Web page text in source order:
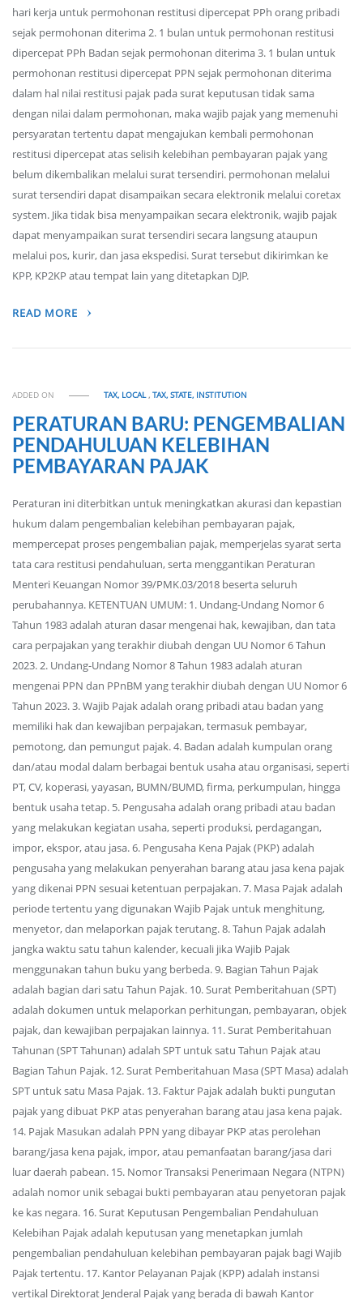
hari kerja untuk permohonan restitusi dipercepat PPh orang pribadi
sejak permohonan diterima 2. 1 bulan untuk permohonan restitusi
dipercepat PPh Badan sejak permohonan diterima 3. 1 bulan untuk
permohonan restitusi dipercepat PPN sejak permohonan diterima
dalam hal nilai restitusi pajak pada surat keputusan tidak sama
dengan nilai dalam permohonan, maka wajib pajak yang memenuhi
persyaratan tertentu dapat mengajukan kembali permohonan
restitusi dipercepat atas selisih kelebihan pembayaran pajak yang
belum dikembalikan melalui surat tersendiri. permohonan melalui
surat tersendiri dapat disampaikan secara elektronik melalui coretax
system. Jika tidak bisa menyampaikan secara elektronik, wajib pajak
dapat menyampaikan surat tersendiri secara langsung ataupun
melalui pos, kurir, dan jasa ekspedisi. Surat tersebut dikirimkan ke
KPP, KP2KP atau tempat lain yang ditetapkan DJP.
READ MORE
ADDED ON TAX, LOCAL,TAX, STATE, INSTITUTION
PERATURAN BARU: PENGEMBALIAN
PENDAHULUAN KELEBIHAN
PEMBAYARAN PAJAK
Peraturan ini diterbitkan untuk meningkatkan akurasi dan kepastian
hukum dalam pengembalian kelebihan pembayaran pajak,
mempercepat proses pengembalian pajak, memperjelas syarat serta
tata cara restitusi pendahuluan, serta menggantikan Peraturan
Menteri Keuangan Nomor 39/PMK.03/2018 beserta seluruh
perubahannya. KETENTUAN UMUM: 1. Undang-Undang Nomor 6
Tahun 1983 adalah aturan dasar mengenai hak, kewajiban, dan tata
cara perpajakan yang terakhir diubah dengan UU Nomor 6 Tahun
2023. 2. Undang-Undang Nomor 8 Tahun 1983 adalah aturan
mengenai PPN dan PPnBM yang terakhir diubah dengan UU Nomor 6
Tahun 2023. 3. Wajib Pajak adalah orang pribadi atau badan yang
memiliki hak dan kewajiban perpajakan, termasuk pembayar,
pemotong, dan pemungut pajak. 4. Badan adalah kumpulan orang
dan/atau modal dalam berbagai bentuk usaha atau organisasi, seperti
PT, CV, koperasi, yayasan, BUMN/BUMD, firma, perkumpulan, hingga
bentuk usaha tetap. 5. Pengusaha adalah orang pribadi atau badan
yang melakukan kegiatan usaha, seperti produksi, perdagangan,
impor, ekspor, atau jasa. 6. Pengusaha Kena Pajak (PKP) adalah
pengusaha yang melakukan penyerahan barang atau jasa kena pajak
yang dikenai PPN sesuai ketentuan perpajakan. 7. Masa Pajak adalah
periode tertentu yang digunakan Wajib Pajak untuk menghitung,
menyetor, dan melaporkan pajak terutang. 8. Tahun Pajak adalah
jangka waktu satu tahun kalender, kecuali jika Wajib Pajak
menggunakan tahun buku yang berbeda. 9. Bagian Tahun Pajak
adalah bagian dari satu Tahun Pajak. 10. Surat Pemberitahuan (SPT)
adalah dokumen untuk melaporkan perhitungan, pembayaran, objek
pajak, dan kewajiban perpajakan lainnya. 11. Surat Pemberitahuan
Tahunan (SPT Tahunan) adalah SPT untuk satu Tahun Pajak atau
Bagian Tahun Pajak. 12. Surat Pemberitahuan Masa (SPT Masa) adalah
SPT untuk satu Masa Pajak. 13. Faktur Pajak adalah bukti pungutan
pajak yang dibuat PKP atas penyerahan barang atau jasa kena pajak.
14. Pajak Masukan adalah PPN yang dibayar PKP atas perolehan
barang/jasa kena pajak, impor, atau pemanfaatan barang/jasa dari
luar daerah pabean. 15. Nomor Transaksi Penerimaan Negara (NTPN)
adalah nomor unik sebagai bukti pembayaran atau penyetoran pajak
ke kas negara. 16. Surat Keputusan Pengembalian Pendahuluan
Kelebihan Pajak adalah keputusan yang menetapkan jumlah
pengembalian pendahuluan kelebihan pembayaran pajak bagi Wajib
Pajak tertentu. 17. Kantor Pelayanan Pajak (KPP) adalah instansi
vertikal Direktorat Jenderal Pajak yang berada di bawah Kantor